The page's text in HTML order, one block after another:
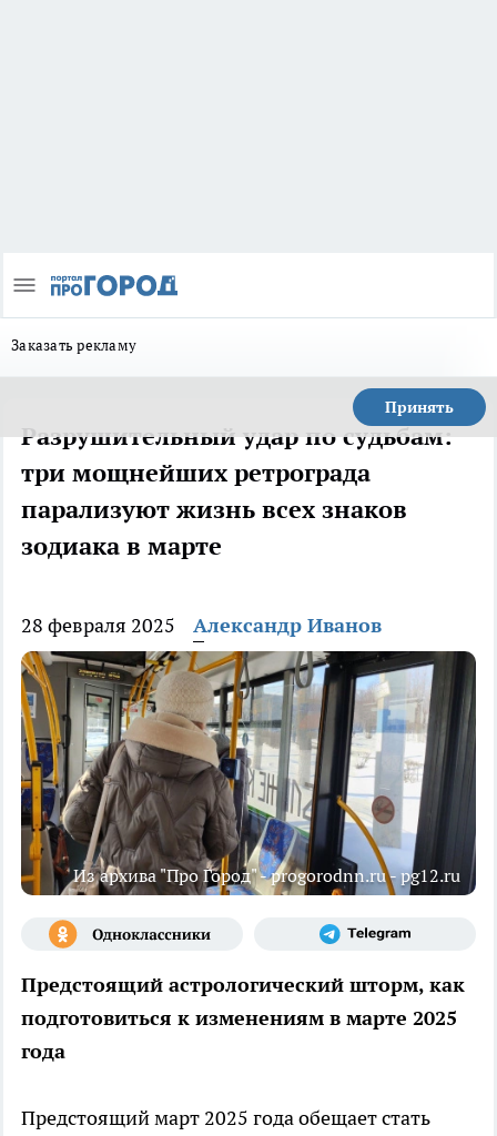
Заказать рекламу
Принять
Разрушительный удар по судьбам:
три мощнейших ретрограда
парализуют жизнь всех знаков
зодиака в марте
28 февраля 2025 Александр Иванов
Из архива "Про Город" - progorodnn.ru - pg12.ru
Предстоящий астрологический шторм, как
подготовиться к изменениям в марте 2025
года
Предстоящий март 2025 года обещает стать